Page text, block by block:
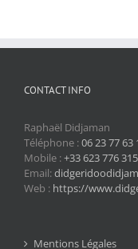
CONTACT INFO
Raphaël Didjaman
Téléphone :06 23 77 63
Mobile :+33 623 776 315
Email:
Web : https://
Mentions Légales